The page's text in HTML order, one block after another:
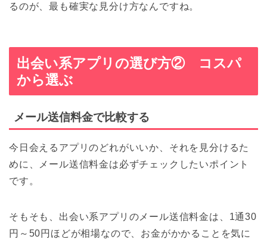
るのが、最も確実な見分け方なんですね。
出会い系アプリの選び方② コスパ
から選ぶ
メール送信料金で比較する
今日会えるアプリのどれがいいか、それを見分けるた
めに、メール送信料金は必ずチェックしたいポイント
です。
そもそも、出会い系アプリのメール送信料金は、1通30
円～50円ほどが相場なので、お金がかかることを気に